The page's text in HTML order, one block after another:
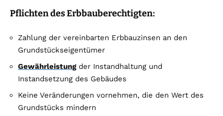
Pflichten des Erbbauberechtigten:
Zahlung der vereinbarten Erbbauzinsen an den
Grundstückseigentümer
Gewährleistungder Instandhaltung und
Instandsetzung des Gebäudes
Keine Veränderungen vornehmen, die den Wert des
Grundstücks mindern